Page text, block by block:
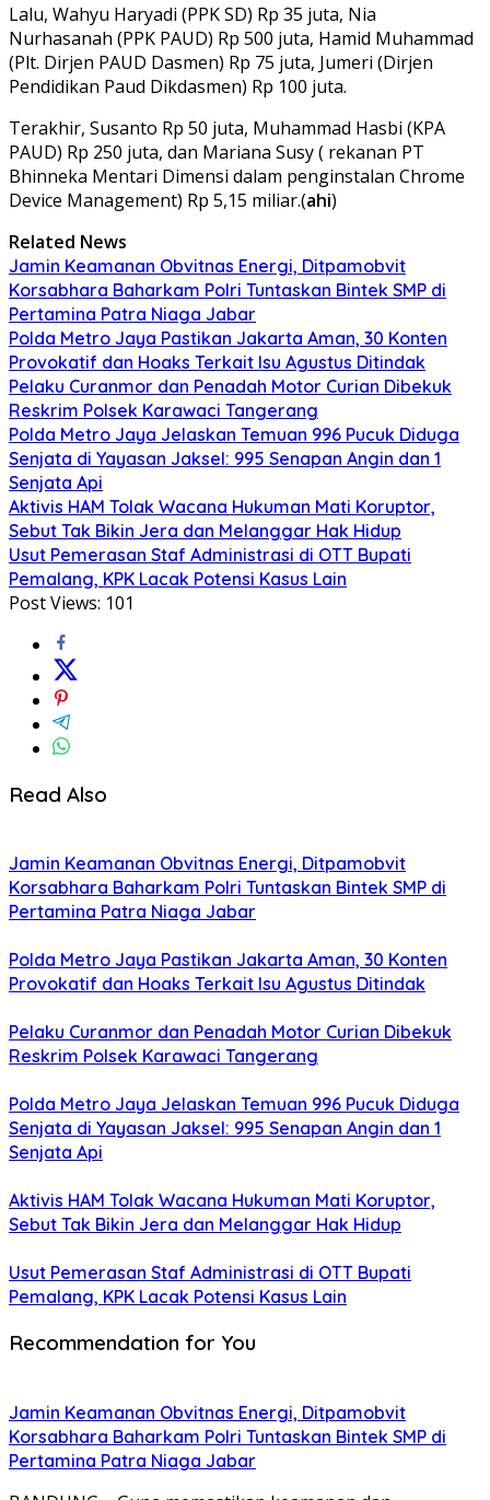
Lalu, Wahyu Haryadi (PPK SD) Rp 35 juta, Nia
Nurhasanah (PPK PAUD) Rp 500 juta, Hamid Muhammad
(Plt. Dirjen PAUD Dasmen) Rp 75 juta, Jumeri (Dirjen
Pendidikan Paud Dikdasmen) Rp 100 juta.
Terakhir, Susanto Rp 50 juta, Muhammad Hasbi (KPA
PAUD) Rp 250 juta, dan Mariana Susy ( rekanan PT
Bhinneka Mentari Dimensi dalam penginstalan Chrome
Device Management) Rp 5,15 miliar.(ahi)
Related News
Jamin Keamanan Obvitnas Energi, Ditpamobvit
Korsabhara Baharkam Polri Tuntaskan Bintek SMP di
Pertamina Patra Niaga Jabar
Polda Metro Jaya Pastikan Jakarta Aman, 30 Konten
Provokatif dan Hoaks Terkait Isu Agustus Ditindak
Pelaku Curanmor dan Penadah Motor Curian Dibekuk
Reskrim Polsek Karawaci Tangerang
Polda Metro Jaya Jelaskan Temuan 996 Pucuk Diduga
Senjata di Yayasan Jaksel: 995 Senapan Angin dan 1
Senjata Api
Aktivis HAM Tolak Wacana Hukuman Mati Koruptor,
Sebut Tak Bikin Jera dan Melanggar Hak Hidup
Usut Pemerasan Staf Administrasi di OTT Bupati
Pemalang, KPK Lacak Potensi Kasus Lain
Post Views: 101
Read Also
Jamin Keamanan Obvitnas Energi, Ditpamobvit
Korsabhara Baharkam Polri Tuntaskan Bintek SMP di
Pertamina Patra Niaga Jabar
Polda Metro Jaya Pastikan Jakarta Aman, 30 Konten
Provokatif dan Hoaks Terkait Isu Agustus Ditindak
Pelaku Curanmor dan Penadah Motor Curian Dibekuk
Reskrim Polsek Karawaci Tangerang
Polda Metro Jaya Jelaskan Temuan 996 Pucuk Diduga
Senjata di Yayasan Jaksel: 995 Senapan Angin dan 1
Senjata Api
Aktivis HAM Tolak Wacana Hukuman Mati Koruptor,
Sebut Tak Bikin Jera dan Melanggar Hak Hidup
Usut Pemerasan Staf Administrasi di OTT Bupati
Pemalang, KPK Lacak Potensi Kasus Lain
Recommendation for You
Jamin Keamanan Obvitnas Energi, Ditpamobvit
Korsabhara Baharkam Polri Tuntaskan Bintek SMP di
Pertamina Patra Niaga Jabar